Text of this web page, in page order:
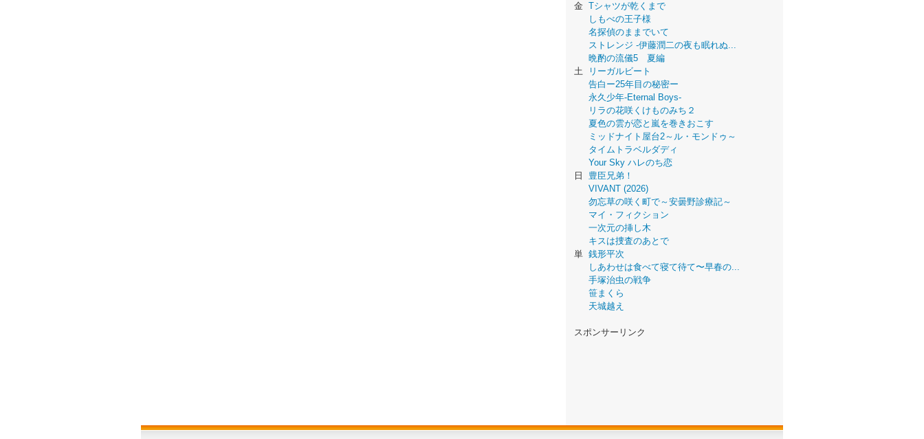
金 Tシャツが乾くまで
しもべの王子様
名探偵のままでいて
ストレンジ -伊藤潤二の夜も眠れぬ...
晩酌の流儀5 夏編
土
リーガルビート
告白ー25年目の秘密ー
永久少年-Eternal Boys-
リラの花咲くけものみち２
夏色の雲が恋と嵐を巻きおこす
ミッドナイト屋台2～ル・モンドゥ～
タイムトラベルダディ
Your Sky ハレのち恋
日
豊臣兄弟！
VIVANT (2026)
勿忘草の咲く町で～安曇野診療記～
マイ・フィクション
一次元の挿し木
キスは捜査のあとで
単 銭形平次
しあわせは食べて寝て待て〜早春の...
手塚治虫の戦争
笹まくら
天城越え
スポンサーリンク